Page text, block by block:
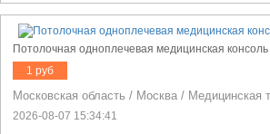
Потолочная одноплечевая медицинская
1 руб
Московская область / Москва / Медицинская
2026-08-07 15:34:41